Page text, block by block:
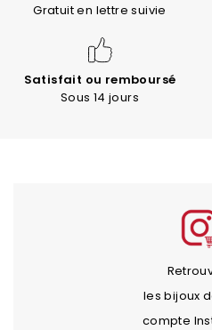
Gratuit en lettre suivie
Satisfait ou remboursé
Sous 14 jours
les bijoux
compte